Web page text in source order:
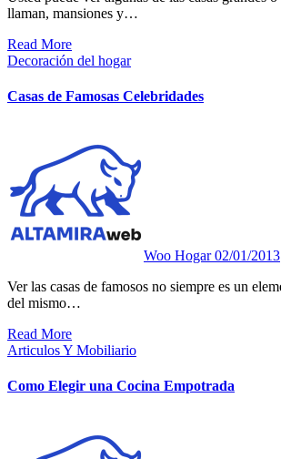
llaman, mansiones y…
Read More
Decoración del hogar
Casas de Famosas Celebridades
Woo Hogar02/01/2013
Ver las casas de famosos no siempre es un elemento en donde detrás
del mismo…
Read More
Articulos Y Mobiliario
Como Elegir una Cocina Empotrada